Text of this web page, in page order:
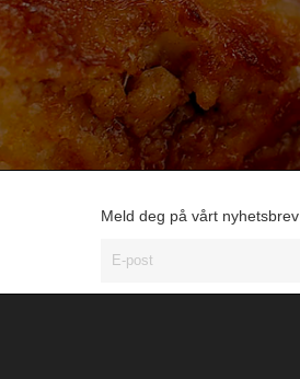
Meld deg på vårt nyhetsbrev